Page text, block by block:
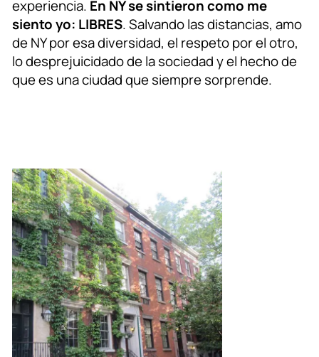
experiencia. En NY se sintieron como me
siento yo: LIBRES. Salvando las distancias, amo
de NY por esa diversidad, el respeto por el otro,
lo desprejuicidado de la sociedad y el hecho de
que es una ciudad que siempre sorprende.